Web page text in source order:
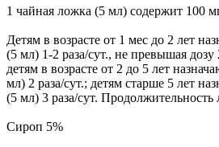
1 чайная ложка (5 мл) содержит 100
Детям в возрасте от 1 мес до 2 лет
(5 мл) 1-2 раза/сут., не превышая
детям в возрасте от 2 до 5 лет
мл) 2 раза/сут.; детям старше 5 лет
(5 мл) 3 раза/сут. Продолжительность
Сироп 5%